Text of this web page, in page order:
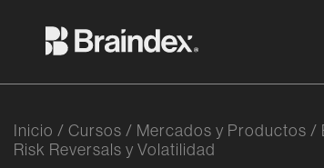
Inicio / Cursos / Mercados y Productos /
Risk Reversals y Volatilidad